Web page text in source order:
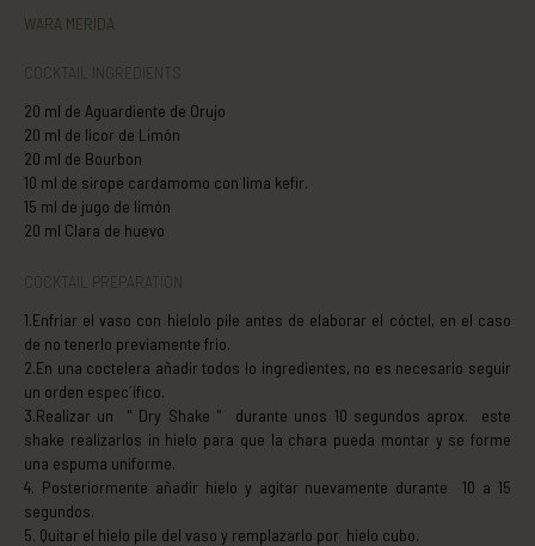
WARA MERIDA
COCKTAIL INGREDIENTS
20 ml de Aguardiente de Orujo
20 ml de licor de Limón
20 ml de Bourbon
10 ml de sirope cardamomo con lima kefir.
15 ml de jugo de limón
20 ml Clara de huevo
COCKTAIL PREPARATION
1.Enfriar el vaso con hielolo pile antes de elaborar el cóctel, en el caso
de no tenerlo previamente frio.
2.En una coctelera añadir todos lo ingredientes, no es necesario seguir
un orden espec´ífico.
3.Realizar un " Dry Shake " durante unos 10 segundos aprox. este
shake realizarlos in hielo para que la chara pueda montar y se forme
una espuma uniforme.
4. Posteriormente añadir hielo y agitar nuevamente durante 10 a 15
segundos.
5. Quitar el hielo pile del vaso y remplazarlo por hielo cubo.